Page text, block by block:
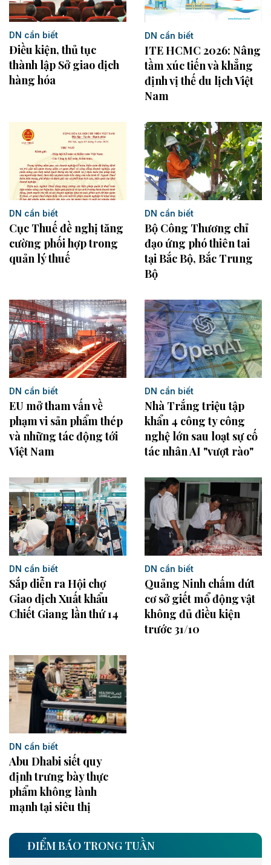
DN cần biết
Điều kiện, thủ tục
thành lập Sở giao dịch
hàng hóa
DN cần biết
ITE HCMC 2026: Nâng
tầm xúc tiến và khẳng
định vị thế du lịch Việt
Nam
DN cần biết
Cục Thuế đề nghị tăng
cường phối hợp trong
quản lý thuế
DN cần biết
Bộ Công Thương chỉ
đạo ứng phó thiên tai
tại Bắc Bộ, Bắc Trung
Bộ
DN cần biết
EU mở tham vấn về
phạm vi sản phẩm thép
và những tác động tới
Việt Nam
DN cần biết
Nhà Trắng triệu tập
khẩn 4 công ty công
nghệ lớn sau loạt sự cố
tác nhân AI "vượt rào"
DN cần biết
Sắp diễn ra Hội chợ
Giao dịch Xuất khẩu
Chiết Giang lần thứ 14
DN cần biết
Quảng Ninh chấm dứt
cơ sở giết mổ động vật
không đủ điều kiện
trước 31/10
DN cần biết
Abu Dhabi siết quy
định trưng bày thực
phẩm không lành
mạnh tại siêu thị
ĐIỂM BÁO TRONG TUẦN